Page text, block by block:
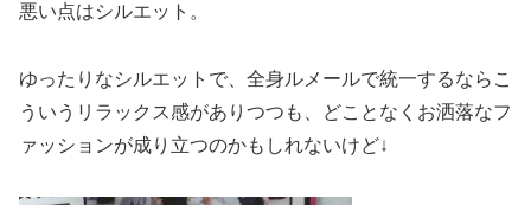
悪い点はシルエット。
ゆったりなシルエットで、全身ルメールで統一するならこ
ういうリラックス感がありつつも、どことなくお洒落なフ
ァッションが成り立つのかもしれないけど↓